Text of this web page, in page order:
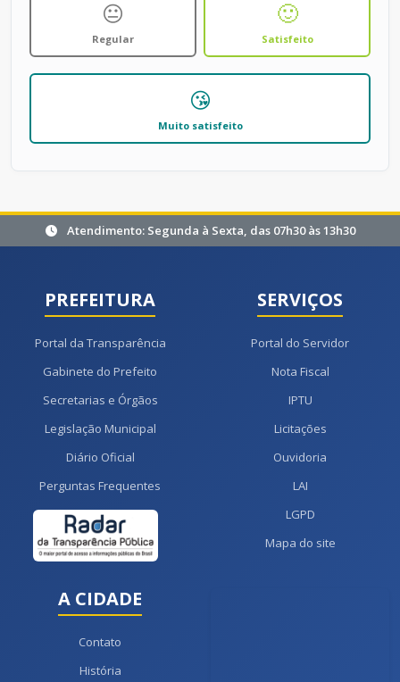
😐
Regular
🙂
Satisfeito
😘
Muito satisfeito
Atendimento: Segunda à Sexta, das 07h30 às 13h30
PREFEITURA
Portal da Transparência
Gabinete do Prefeito
Secretarias e Órgãos
Legislação Municipal
Diário Oficial
Perguntas Frequentes
SERVIÇOS
Portal do Servidor
Nota Fiscal
IPTU
Licitações
Ouvidoria
LAI
LGPD
Mapa do site
A CIDADE
Contato
História